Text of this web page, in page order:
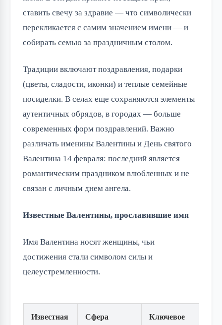
ставить свечу за здравие — что символически
перекликается с самим значением имени — и
собирать семью за праздничным столом.
Традиции включают поздравления, подарки
(цветы, сладости, иконки) и теплые семейные
посиделки. В селах еще сохраняются элементы
аутентичных обрядов, в городах — больше
современных форм поздравлений. Важно
различать именины Валентины и День святого
Валентина 14 февраля: последний является
романтическим праздником влюбленных и не
связан с личным днем ангела.
Известные Валентины, прославившие имя
Имя Валентина носят женщины, чьи
достижения стали символом силы и
целеустремленности.
Известная
Сфера
Ключевое